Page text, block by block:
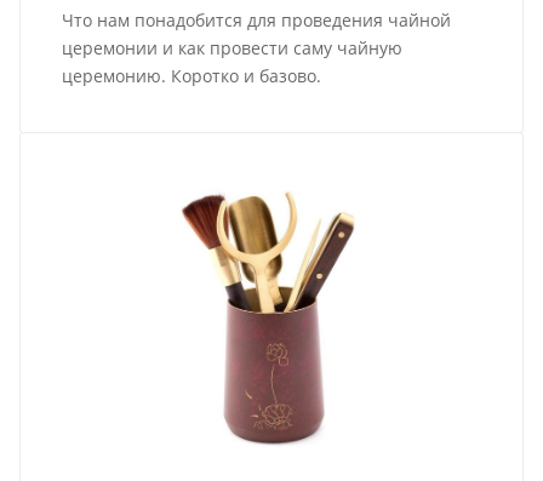
Что нам понадобится для проведения чайной
церемонии и как провести саму чайную
церемонию. Коротко и базово.